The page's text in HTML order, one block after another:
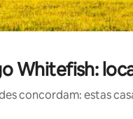
Whitefish:
concordam: estas